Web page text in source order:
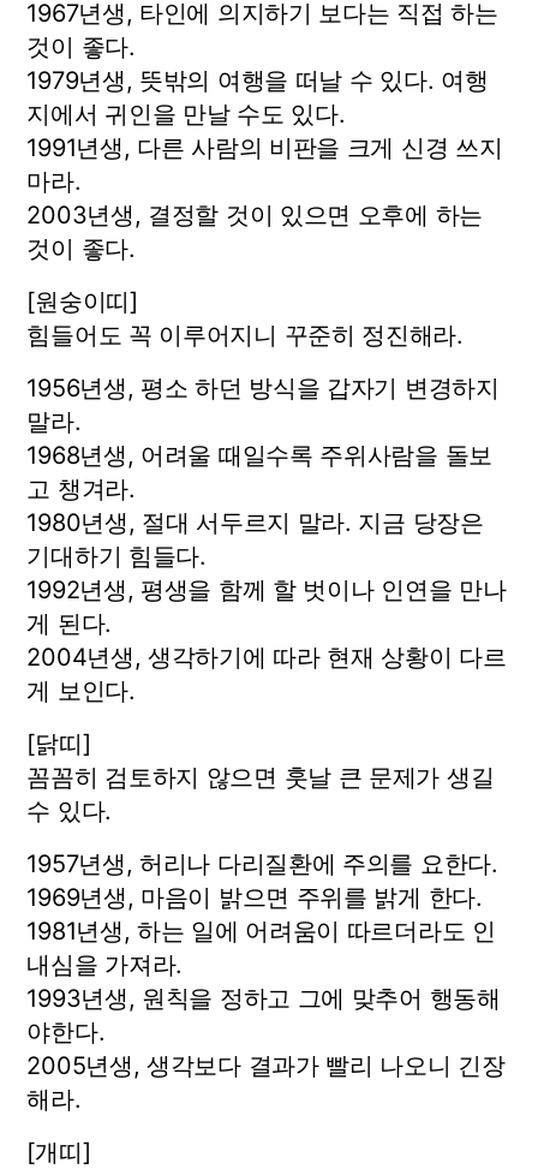
1967년생, 타인에 의지하기 보다는 직접 하는
것이 좋다.
1979년생, 뜻밖의 여행을 떠날 수 있다. 여행
지에서 귀인을 만날 수도 있다.
1991년생, 다른 사람의 비판을 크게 신경 쓰지
마라.
2003년생, 결정할 것이 있으면 오후에 하는
것이 좋다.
[원숭이띠]
힘들어도 꼭 이루어지니 꾸준히 정진해라.
1956년생, 평소 하던 방식을 갑자기 변경하지
말라.
1968년생, 어려울 때일수록 주위사람을 돌보
고 챙겨라.
1980년생, 절대 서두르지 말라. 지금 당장은
기대하기 힘들다.
1992년생, 평생을 함께 할 벗이나 인연을 만나
게 된다.
2004년생, 생각하기에 따라 현재 상황이 다르
게 보인다.
[닭띠]
꼼꼼히 검토하지 않으면 훗날 큰 문제가 생길
수 있다.
1957년생, 허리나 다리질환에 주의를 요한다.
1969년생, 마음이 밝으면 주위를 밝게 한다.
1981년생, 하는 일에 어려움이 따르더라도 인
내심을 가져라.
1993년생, 원칙을 정하고 그에 맞추어 행동해
야한다.
2005년생, 생각보다 결과가 빨리 나오니 긴장
해라.
[개띠]